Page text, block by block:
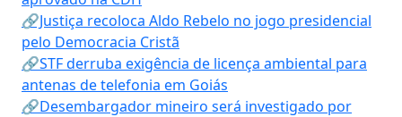
🔗Justiça recoloca Aldo Rebelo no jogo presidencial
pelo Democracia Cristã
🔗STF derruba exigência de licença ambiental para
antenas de telefonia em Goiás
🔗Desembargador mineiro será investigado por